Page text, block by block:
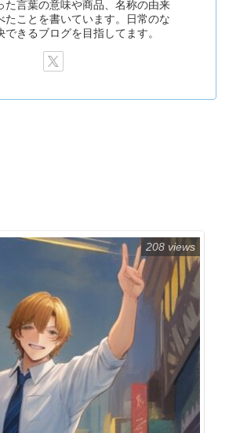
た言葉の意味や商品、名称の由来
たことを書いています。日常のな
きるブログを目指してます。
208 views